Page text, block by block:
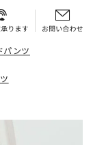
パンツ